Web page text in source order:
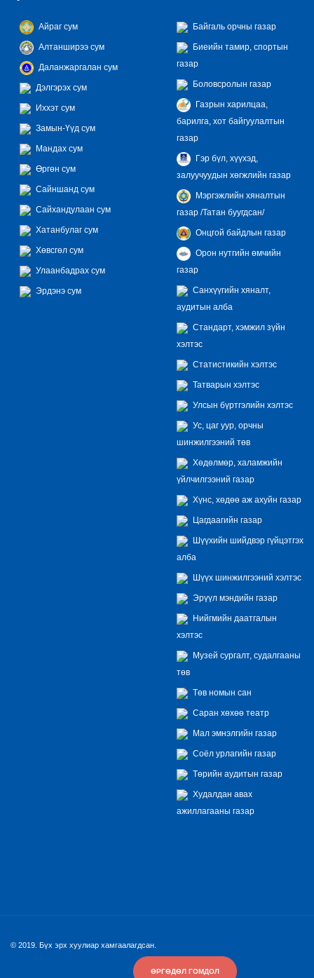
ӨРГӨДӨЛ ГОМДОЛ
Айраг сум
Алтанширээ сум
Даланжаргалан сум
Дэлгэрэх сум
Иххэт сум
Замын-Үүд сум
Мандах сум
Өргөн сум
Сайншанд сум
Сайхандулаан сум
Хатанбулаг сум
Хөвсгөл сум
Улаанбадрах сум
Эрдэнэ сум
Байгаль орчны газар
Биеийн тамир, спортын
газар
Боловсролын газар
Газрын харилцаа,
барилга, хот байгуулалтын
газар
Гэр бүл, хүүхэд,
залуучуудын хөгжлийн газар
Мэргэжлийн хяналтын
газар /Татан буугдсан/
Онцгой байдлын газар
Орон нутгийн өмчийн
газар
Санхүүгийн хяналт,
аудитын алба
Стандарт, хэмжил зүйн
хэлтэс
Статистикийн хэлтэс
Татварын хэлтэс
Улсын бүртгэлийн хэлтэс
Ус, цаг уур, орчны
шинжилгээний төв
Хөдөлмөр, халамжийн
үйлчилгээний газар
Хүнс, хөдөө аж ахуйн газар
Цагдаагийн газар
Шүүхийн шийдвэр гүйцэтгэх
алба
Шүүх шинжилгээний хэлтэс
Эрүүл мэндийн газар
Нийгмийн даатгалын
хэлтэс
Музей сургалт, судалгааны
төв
Төв номын сан
Саран хөхөө театр
Мал эмнэлгийн газар
Соёл урлагийн газар
Төрийн аудитын газар
Худалдан авах
ажиллагааны газар
© 2019. Бүх эрх хуулиар хамгаалагдсан.